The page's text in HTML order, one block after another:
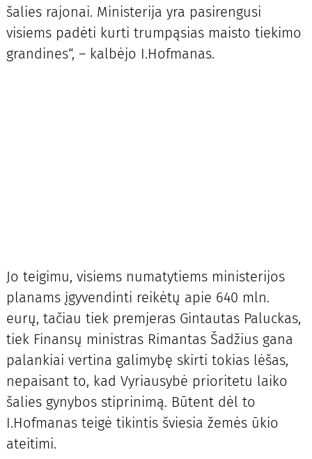
šalies rajonai. Ministerija yra pasirengusi
visiems padėti kurti trumpąsias maisto tiekimo
grandines“, – kalbėjo I.Hofmanas.
Jo teigimu, visiems numatytiems ministerijos
planams įgyvendinti reikėtų apie 640 mln.
eurų, tačiau tiek premjeras Gintautas Paluckas,
tiek Finansų ministras Rimantas Šadžius gana
palankiai vertina galimybę skirti tokias lėšas,
nepaisant to, kad Vyriausybė prioritetu laiko
šalies gynybos stiprinimą. Būtent dėl to
I.Hofmanas teigė tikintis šviesia žemės ūkio
ateitimi.